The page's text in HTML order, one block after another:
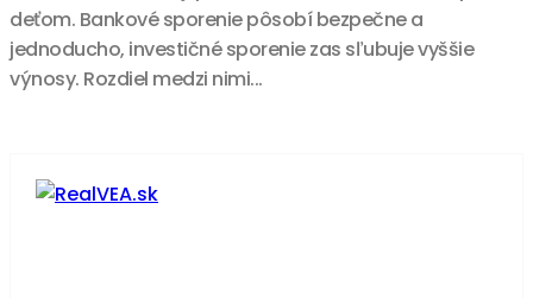
deťom. Bankové sporenie pôsobí bezpečne a
jednoducho, investičné sporenie zas sľubuje vyššie
výnosy. Rozdiel medzi nimi...